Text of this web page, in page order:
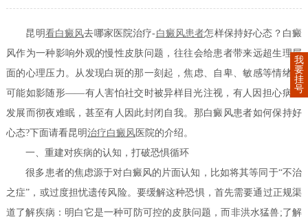
昆明看白癜风去哪家医院治疗-白癜风患者怎样保持好心态？白癜
风作为一种影响外观的慢性皮肤问题，往往会给患者带来远超生理层
面的心理压力。从发现白斑的那一刻起，焦虑、自卑、敏感等情绪便
可能如影随形——有人害怕社交时被异样目光注视，有人因担心病情
发展而彻夜难眠，甚至有人因此封闭自我。那白癜风患者如何保持好
心态?下面请看昆明治疗白癜风 医院的介绍。
一、重建对疾病的认知，打破恐惧循环
很多患者的焦虑源于对白癜风的片面认知，比如将其等同于“不治
之症”，或过度担忧遗传风险。要缓解这种恐惧，首先需要通过正规渠
道了解疾病：明白它是一种可防可控的皮肤问题，而非洪水猛兽;了解
我
要
挂
号